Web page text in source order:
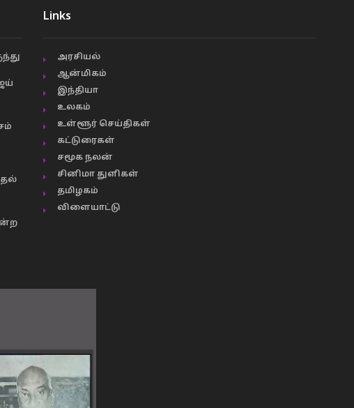
Links
அரசியல்
ஆன்மிகம்
இந்தியா
உலகம்
உள்ளூர் செய்திகள்
கட்டுரைகள்
சமூக நலன்
சினிமா துளிகள்
தமிழகம்
விளையாட்டு